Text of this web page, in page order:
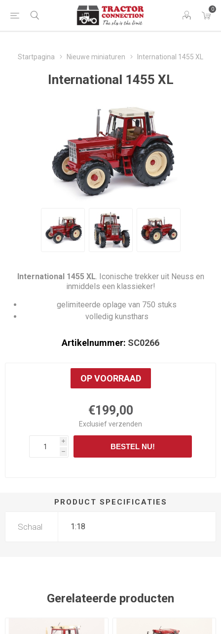
0
Startpagina Nieuwe miniaturen International 1455 XL
International 1455 XL
International 1455 XL. Iconische trekker uit Neuss en
inmiddels een klassieker!
gelimiteerde oplage van 750 stuks
volledig kunsthars
Artikelnummer: SC0266
OP VOORRAAD
€199,00
Exclusiefverzenden
i
h
BESTEL NU!
PRODUCT SPECIFICATIES
Schaal 1:18
Gerelateerde producten